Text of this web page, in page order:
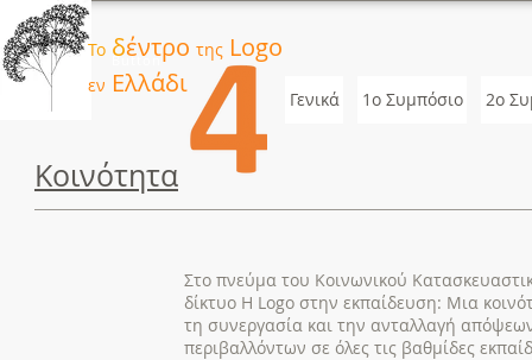
Το δέντρο της Logo
εν Ελλάδι
Button
Γενικά 1ο Συμπόσιο 2o
Κοινότητα
Στο πνεύμα του Κοινωνικού
δίκτυο Η Logo στην εκπαίδευση: Μια
τη συνεργασία και την ανταλλαγή
περιβαλλόντων σε όλες τις βαθμίδες